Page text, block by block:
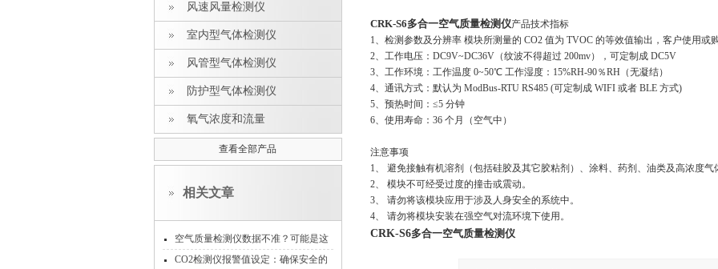
风速风量检测仪
室内型气体检测仪
风管型气体检测仪
防护型气体检测仪
氧气浓度和流量
查看全部产品
相关文章
空气质量检测仪数据不准？可能是这
3 个原因
CO2检测仪报警值设定：确保安全的
CRK-S6多合一空气质量检测仪产品技术指标
1、检测参数及分辨率 模块所测量的 CO2 值为 TVOC 的等效值输出，客户使用
2、工作电压：DC9V~DC36V（纹波不得超过 200mv），可定制成 DC5V
3、工作环境：工作温度 0~50℃ 工作湿度：15%RH-90％RH（无凝结）
4、通讯方式：默认为 ModBus-RTU RS485 (可定制成 WIFI 或者 BLE 方式)
5、预热时间：≤5 分钟
6、使用寿命：36 个月（空气中）
注意事项
1、 避免接触有机溶剂（包括硅胶及其它胶粘剂）、涂料、药剂、油类及高浓度气
2、 模块不可经受过度的撞击或震动。
3、 请勿将该模块应用于涉及人身安全的系统中。
4、 请勿将模块安装在强空气对流环境下使用。
CRK-S6多合一空气质量检测仪